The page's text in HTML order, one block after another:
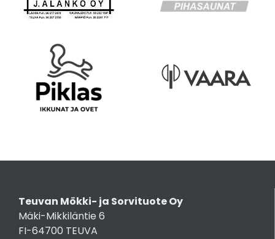
Teuvan Mökki- ja Sorvituote Oy
Mäki-Mikkiläntie 6
FI-64700 TEUVA